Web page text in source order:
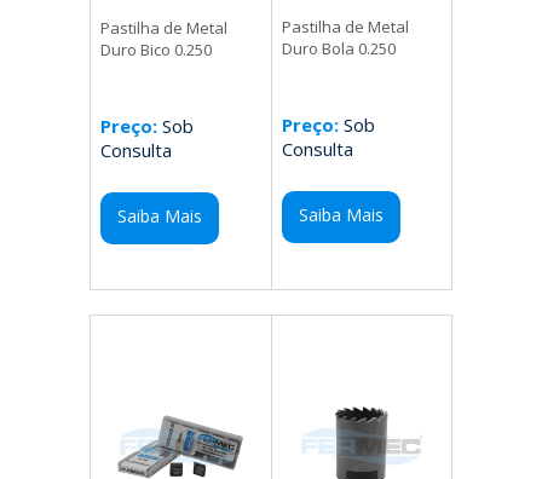
Pastilha de Metal
Duro Bico 0.250
Preço: Sob
Consulta
Saiba Mais
Pastilha de Metal
Duro Bola 0.250
Preço:Sob
Consulta
Saiba Mais